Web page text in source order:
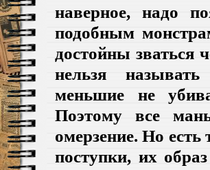
наверное, надо
подобным
достойны зваться
нельзя
меньшие не
Поэтому все
омерзение. Но
поступки, их